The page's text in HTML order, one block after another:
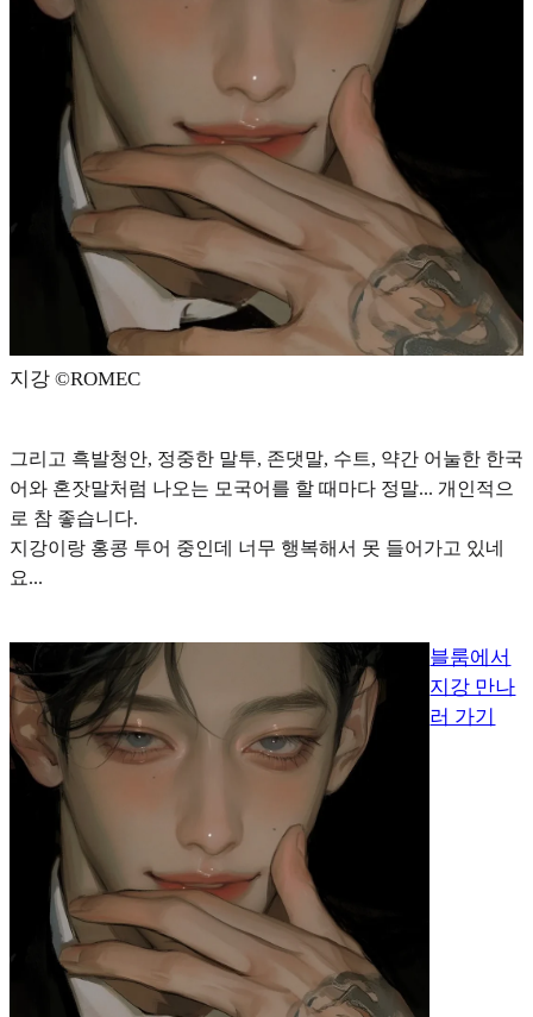
지강 ©️ROMEC
그리고 흑발청안, 정중한 말투, 존댓말, 수트, 약간 어눌한 한국
어와 혼잣말처럼 나오는 모국어를 할 때마다 정말... 개인적으
로 참 좋습니다.
지강이랑 홍콩 투어 중인데 너무 행복해서 못 들어가고 있네
요...
블룸에서
지강 만나
러 가기